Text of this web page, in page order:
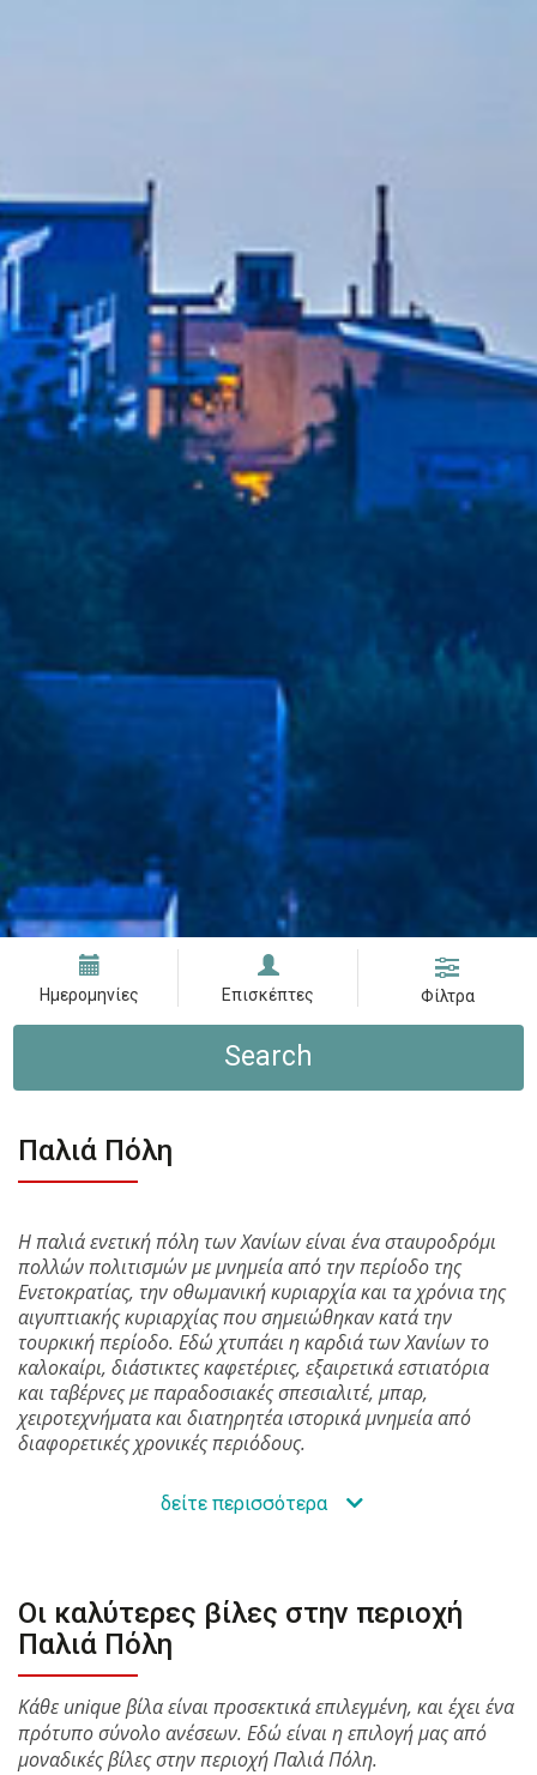
Ημερομηνίες Επισκέπτες Φίλτρα
Search
Παλιά Πόλη
Η παλιά ενετική πόλη των Χανίων είναι ένα σταυροδρόμι
πολλών πολιτισμών με μνημεία από την περίοδο της
Ενετοκρατίας, την οθωμανική κυριαρχία και τα χρόνια της
αιγυπτιακής κυριαρχίας που σημειώθηκαν κατά την
τουρκική περίοδο. Εδώ χτυπάει η καρδιά των Χανίων το
καλοκαίρι, διάστικτες καφετέριες, εξαιρετικά εστιατόρια
και ταβέρνες με παραδοσιακές σπεσιαλιτέ, μπαρ,
χειροτεχνήματα και διατηρητέα ιστορικά μνημεία από
διαφορετικές χρονικές περιόδους.
δείτε περισσότερα
Οι καλύτερες βίλες στην περιοχή
Παλιά Πόλη
Κάθε unique βίλα είναι προσεκτικά επιλεγμένη, και έχει ένα
πρότυπο σύνολο ανέσεων. Εδώ είναι η επιλογή μας από
μοναδικές βίλες στην περιοχή Παλιά Πόλη.